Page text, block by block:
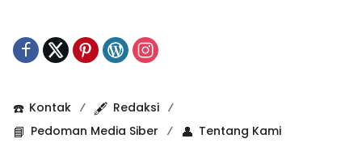
☎️ Kontak 🖋️ Redaksi
📘 Pedoman Media Siber 👤 Tentang Kami